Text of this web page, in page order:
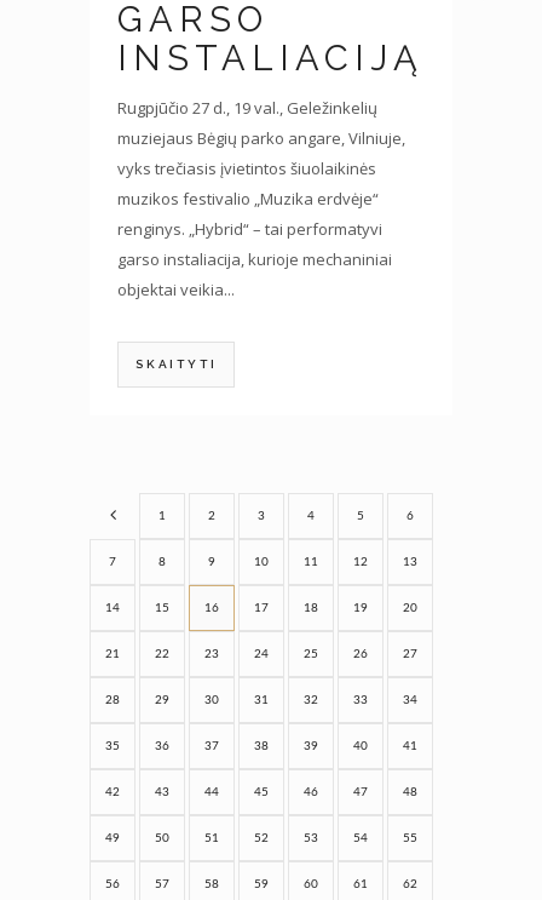
GARSO
INSTALIACIJĄ
Rugpjūčio 27 d., 19 val., Geležinkelių
muziejaus Bėgių parko angare, Vilniuje,
vyks trečiasis įvietintos šiuolaikinės
muzikos festivalio „Muzika erdvėje“
renginys. „Hybrid“ – tai performatyvi
garso instaliacija, kurioje mechaniniai
objektai veikia...
SKAITYTI
1 2 3 4 5 6
7 8 9 10 11 12 13
14 15 16 17 18 19 20
21 22 23 24 25 26 27
28 29 30 31 32 33 34
35 36 37 38 39 40 41
42 43 44 45 46 47 48
49 50 51 52 53 54 55
56 57 58 59 60 61 62